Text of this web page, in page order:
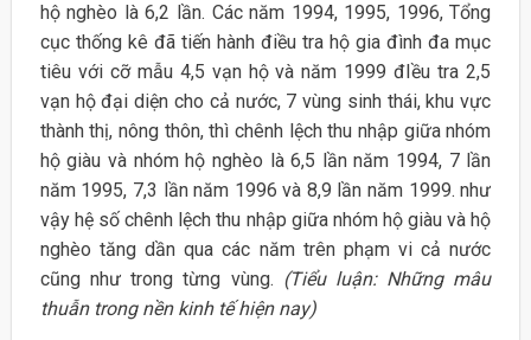
hộ nghèo là 6,2 lần. Các năm 1994, 1995, 1996, Tổng
cục thống kê đã tiến hành điều tra hộ gia đình đa mục
tiêu với cỡ mẫu 4,5 vạn hộ và năm 1999 đIều tra 2,5
vạn hộ đại diện cho cả nước, 7 vùng sinh thái, khu vực
thành thị, nông thôn, thì chênh lệch thu nhập giữa nhóm
hộ giàu và nhóm hộ nghèo là 6,5 lần năm 1994, 7 lần
năm 1995, 7,3 lần năm 1996 và 8,9 lần năm 1999. như
vậy hệ số chênh lệch thu nhập giữa nhóm hộ giàu và hộ
nghèo tăng dần qua các năm trên phạm vi cả nước
cũng như trong từng vùng. (Tiểu luận: Những mâu
thuẫn trong nền kinh tế hiện nay)